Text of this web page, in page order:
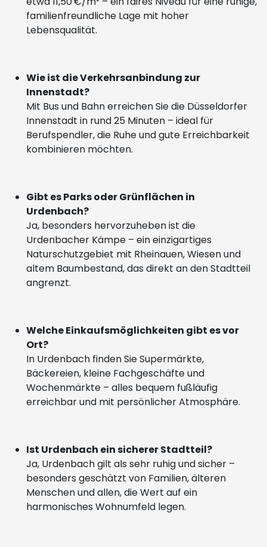
familienfreundliche Lage mit hoher
Lebensqualität.
Wie ist die Verkehrsanbindung zur
Innenstadt?
Mit Bus und Bahn erreichen Sie die Düsseldorfer
Innenstadt in rund 25 Minuten – ideal für
Berufspendler, die Ruhe und gute Erreichbarkeit
kombinieren möchten.
Gibt es Parks oder Grünflächen in
Urdenbach?
Ja, besonders hervorzuheben ist die
Urdenbacher Kämpe – ein einzigartiges
Naturschutzgebiet mit Rheinauen, Wiesen und
altem Baumbestand, das direkt an den Stadtteil
angrenzt.
Welche Einkaufsmöglichkeiten gibt es vor
Ort?
In Urdenbach finden Sie Supermärkte,
Bäckereien, kleine Fachgeschäfte und
Wochenmärkte – alles bequem fußläufig
erreichbar und mit persönlicher Atmosphäre.
Ist Urdenbach ein sicherer Stadtteil?
Ja, Urdenbach gilt als sehr ruhig und sicher –
besonders geschätzt von Familien, älteren
Menschen und allen, die Wert auf ein
harmonisches Wohnumfeld legen.